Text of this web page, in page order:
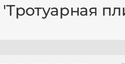
'Тротуарная